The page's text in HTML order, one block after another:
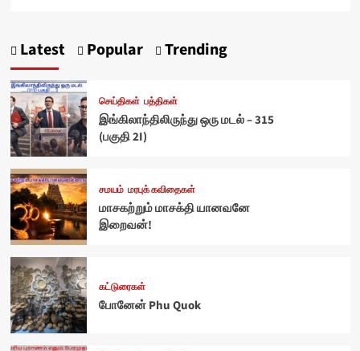
Latest Popular Trending
செய்திகள் பத்திகள்
இங்கிலாந்திலிருந்து ஒரு மடல் – 315
(பகுதி 2I)
சமயம் மரபுக் கவிதைகள்
மாசகற்றும் மாசக்தி யானவனே
இறைவன்!
கட்டுரைகள்
போனேன் Phu Quok